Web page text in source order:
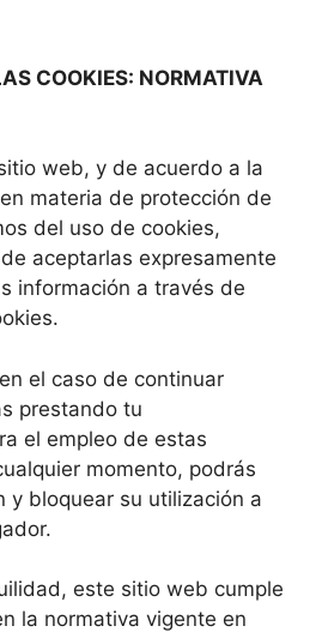
COOKIES: NORMATIVA
web, y de acuerdo a la
materia de protección de
del uso de cookies,
aceptarlas expresamente
información a través de
el caso de continuar
prestando tu
el empleo de estas
momento, podrás
y bloquear su utilización a
este sitio web cumple
la normativa vigente en